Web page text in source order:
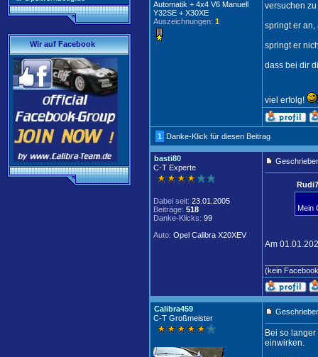
Wir auf Facebook
Automatik + 4x4 V6 Manuell
Y32SE + X30XE
Auszeichnungen: 1
versuchen zu
springt er an,
springt er
dass bei dir
viel erfolg!
1 Danke-Klick für diesen Beitrag
basti80
C-T Experte
Dabei seit: 23.01.2005
Beiträge: 518
Danke-Klicks: 99
Auto: Opel Calibra X20XEV
Mein
Am
(kein
Calibra459
C-T Großmeister
Bei so
einwirken.